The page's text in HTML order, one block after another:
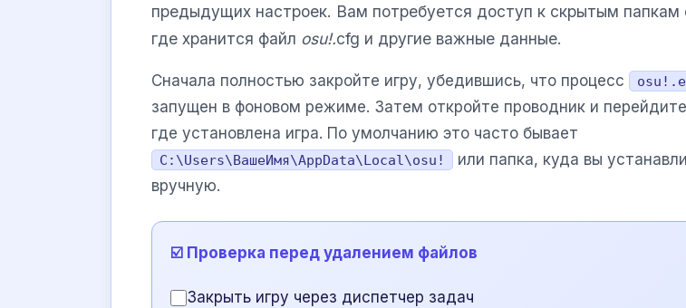
предыдущих настроек. Вам потребуется доступ к скрытым папкам
где хранится файл osu!.cfg и другие важные данные.
Сначала полностью закройте игру, убедившись, что процесс
запущен в фоновом режиме. Затем откройте проводник и
где установлена игра. По умолчанию это часто бывает
C:\Users\ВашеИмя\AppData\Local\osu!
или папка, куда вы
вручную.
☑️ Проверка перед удалением файлов
Закрыть игру через диспетчер задач